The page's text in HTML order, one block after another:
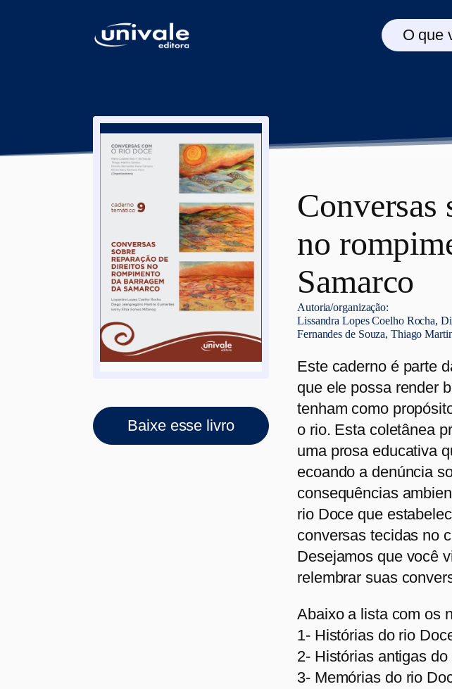
O que
Baixe esse livro
Conversas
no
Samarco
Autoria/organização:
Lissandra Lopes Coelho Rocha,
Fernandes de Souza, Thiago
Este caderno é parte
que ele possa render
tenham como
o rio. Esta coletânea
uma prosa educativa
ecoando a denúncia
consequências
rio Doce que
conversas tecidas no
Desejamos que você
relembrar suas
Abaixo a lista com os
1- Histórias do rio
2- Histórias antigas
3- Memórias do rio